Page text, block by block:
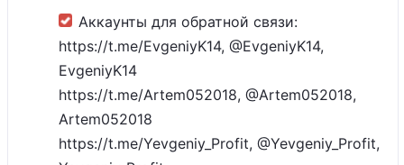
Аккаунты для обратной связи:
https://t.me/EvgeniyK14, @EvgeniyK14,
EvgeniyK14
https://t.me/Artem052018, @Artem052018,
Artem052018
https://t.me/Yevgeniy_Profit, @Yevgeniy_Profit,